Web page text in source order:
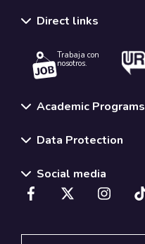
Direct links
Trabaja con
nosotros.
Academic Programs
Data Protection
Social media